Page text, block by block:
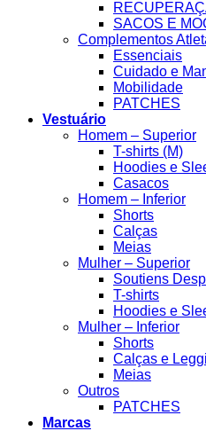
SACOS E
Complementos
Essenciais
Cuidado e
Mobilidade
PATCHES
Vestuário
Homem – Superior
T-shirts (M)
Hoodies e
Casacos
Homem – Inferior
Shorts
Calças
Meias
Mulher – Superior
Soutiens
T-shirts
Hoodies e
Mulher – Inferior
Shorts
Calças e
Meias
Outros
PATCHES
Marcas